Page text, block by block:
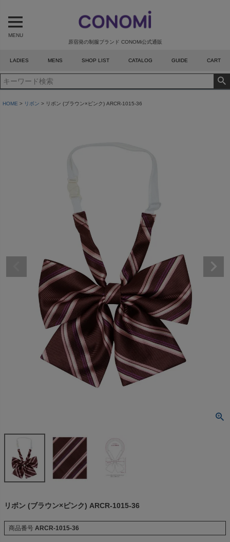
原宿発の制服ブランド CONOMi公式通販
MENU
LADIES MENS SHOP LIST CATALOG GUIDE CART
HOME リボン リボン (ブラウン×ピンク) ARCR-1015-36
リボン (ブラウン×ピンク) ARCR-1015-36
商品番号 ARCR-1015-36